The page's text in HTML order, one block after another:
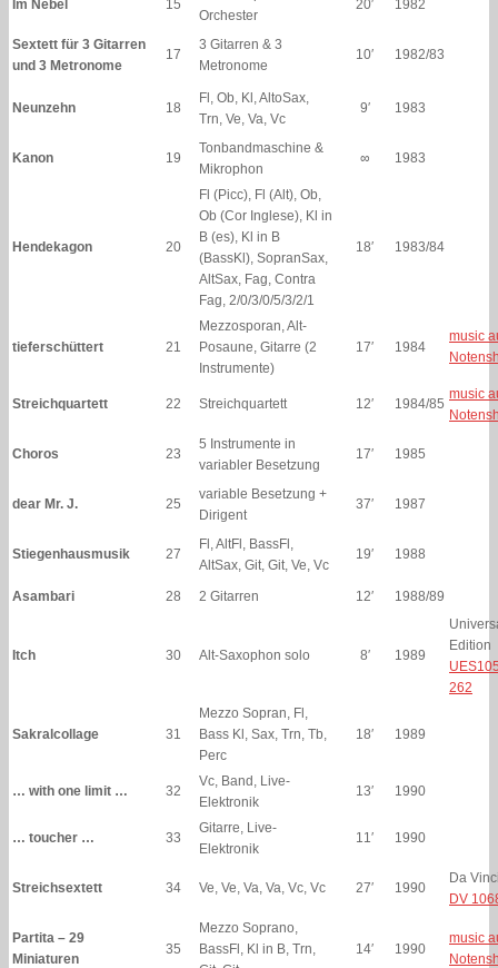
Im Nebel 15
Orchester
20′ 1982
Sextett für 3 Gitarren
und 3 Metronome
17
3 Gitarren & 3
Metronome
10′ 1982/83
Neunzehn 18
Fl, Ob, Kl, AltoSax,
Trn, Ve, Va, Vc
9′ 1983
Kanon 19
Tonbandmaschine &
Mikrophon
∞ 1983
Hendekagon 20
Fl (Picc), Fl (Alt), Ob,
Ob (Cor Inglese), Kl in
B (es), Kl in B
(BassKl), SopranSax,
AltSax, Fag, Contra
Fag, 2/0/3/0/5/3/2/1
18′ 1983/84
tieferschüttert 21
Mezzosporan, Alt-
Posaune, Gitarre (2
Instrumente)
17′ 1984
music
Streichquartett 22 Streichquartett 12′ 1984/85
music
Choros 23
5 Instrumente in
variabler Besetzung
17′ 1985
dear Mr. J. 25
variable Besetzung +
Dirigent
37′ 1987
Stiegenhausmusik 27
Fl, AltFl, BassFl,
AltSax, Git, Git, Ve, Vc
19′ 1988
Asambari 28 2 Gitarren 12′ 1988/89
Itch 30 Alt-Saxophon solo 8′ 1989
Edition
262
Sakralcollage 31
Mezzo Sopran, Fl,
Bass Kl, Sax, Trn, Tb,
Perc
18′ 1989
… with one limit … 32
Vc, Band, Live-
Elektronik
13′ 1990
… toucher … 33
Gitarre, Live-
Elektronik
11′ 1990
Streichsextett 34 Ve, Ve, Va, Va, Vc, Vc 27′ 1990
Da
DV
Partita – 29
Miniaturen
35
Mezzo Soprano,
BassFl, Kl in B, Trn,
14′ 1990
music